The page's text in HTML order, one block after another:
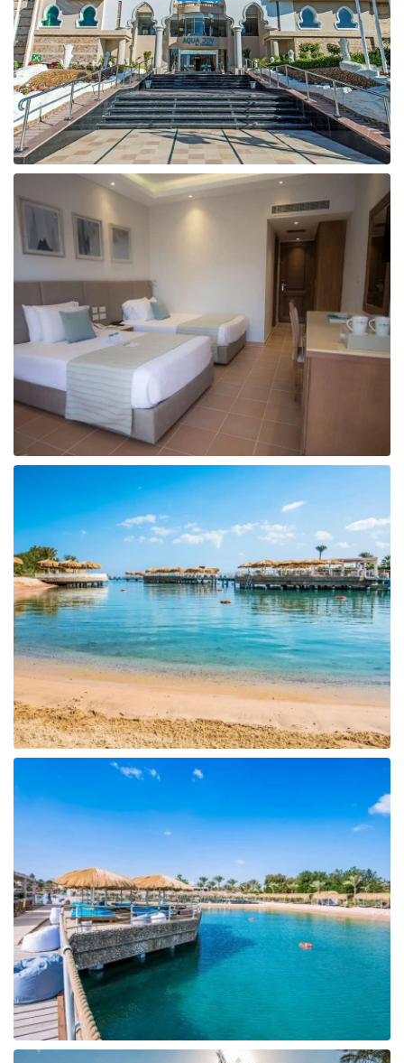
Taizeme
Turcija
Apvienotie Arābu Emirāti
Itālija
Kipra
Dominikānas Republika
Vjetnama
Tanzānija
Bulgārija
Melnkalne
Šrilanka
Tunisija
Albānija